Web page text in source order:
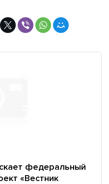
федеральный
«Вестник